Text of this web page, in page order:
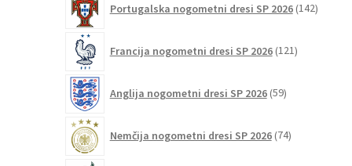
Portugalska nogometni dresi SP 2026 142
Francija nogometni dresi SP 2026 121izdelkov
Anglija nogometni dresi SP 2026 59izdelkov
Nemčija nogometni dresi SP 2026 74izdelkov